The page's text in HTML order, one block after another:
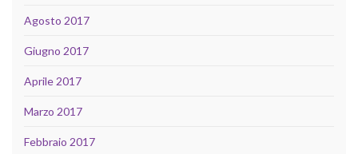
Agosto 2017
Giugno 2017
Aprile 2017
Marzo 2017
Febbraio 2017